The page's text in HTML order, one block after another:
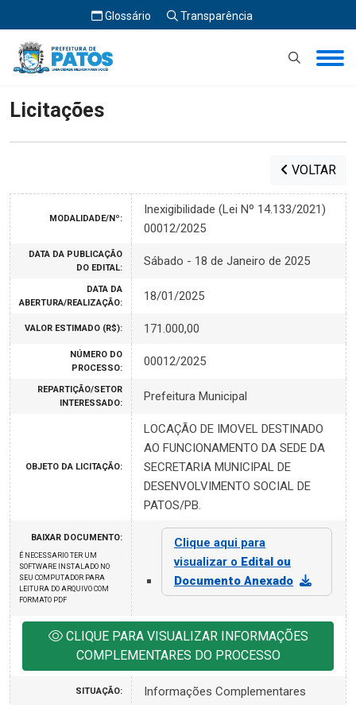
Glossário Transparência
Início Licitações
Licitações
VOLTAR
MODALIDADE/Nº:
Inexigibilidade (Lei Nº 14.133/2021)
00012/2025
DATA DA PUBLICAÇÃO
DO EDITAL:
Sábado - 18 de Janeiro de 2025
DATA DA
ABERTURA/REALIZAÇÃO:
18/01/2025
VALOR ESTIMADO (R$): 171.000,00
NÚMERO DO
PROCESSO:
00012/2025
REPARTIÇÃO/SETOR
INTERESSADO:
Prefeitura Municipal
OBJETO DA LICITAÇÃO:
LOCAÇÃO DE IMOVEL DESTINADO
AO FUNCIONAMENTO DA SEDE DA
SECRETARIA MUNICIPAL DE
DESENVOLVIMENTO SOCIAL DE
PATOS/PB.
BAIXAR DOCUMENTO:
É NECESSARIO TER UM
SOFTWARE INSTALADO NO
SEU COMPUTADOR PARA
LEITURA DO ARQUIVO COM
FORMATO PDF
Clique aqui para
visualizar o Edital ou
Documento Anexado
CLIQUE PARA VISUALIZAR INFORMAÇÕES
COMPLEMENTARES DO PROCESSO
SITUAÇÃO: Informações Complementares